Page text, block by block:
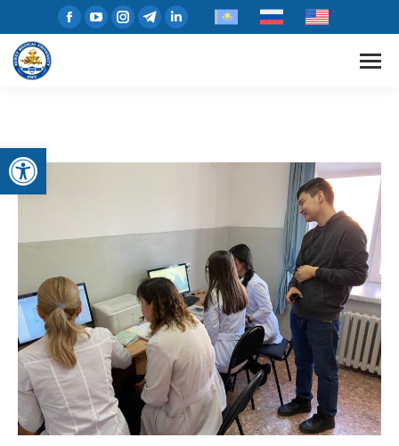
Открыть панель инструментов